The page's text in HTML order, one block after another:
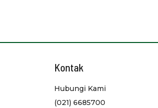
Kontak
Hubungi Kami
(021) 6685700